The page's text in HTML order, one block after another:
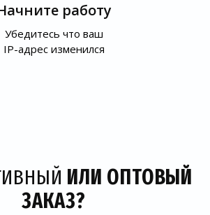
работу
Убедитесь что ваш
IP-адрес изменился
ИЛИ ОПТОВЫЙ
ЗАКАЗ?